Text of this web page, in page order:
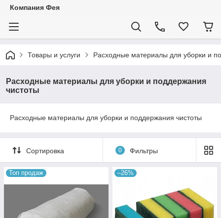
Компания Фея
Товары и услуги Расходные материалы для уборки и
Расходные материалы для уборки и поддержания
чистоты
Расходные материалы для уборки и поддержания чистоты
Сортировка 0 Фильтры
Топ продаж –26%